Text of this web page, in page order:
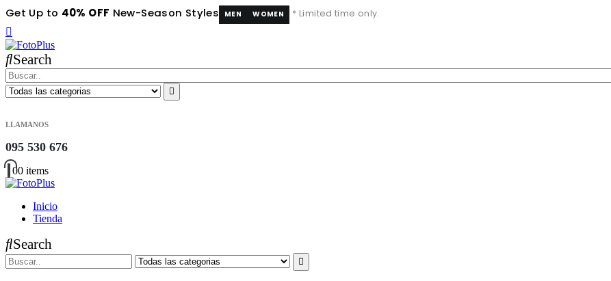
Get Up to 40% OFF New-Season Styles MEN WOMEN * Limited time only.
Search
LLAMANOS
095 530 676
00 items
Inicio
Tienda
Search